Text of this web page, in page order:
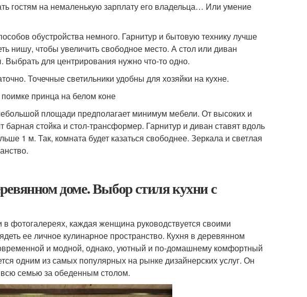
гостям на немаленькую зарплату его владельца… Или умение
обустройства немного. Гарнитур и бытовую технику лучше
нишу, чтобы увеличить свободное место. А стол или диван
Выбрать для центрирования нужно что-то одно.
Точечные светильники удобны для хозяйки на кухне.
принца на белом коне
площади предполагает минимум мебели. От высоких и
стойка и стол-трансформер. Гарнитур и диван ставят вдоль
1 м. Так, комната будет казаться свободнее. Зеркала и светлая
доме. Выбор стиля кухни с
фотогалереях, каждая женщина руководствуется своими
ее личное кулинарное пространство. Кухня в деревянном
и модной, однако, уютный и по-домашнему комфортный
одним из самых популярных на рынке дизайнерских услуг. Он
семью за обеденным столом.